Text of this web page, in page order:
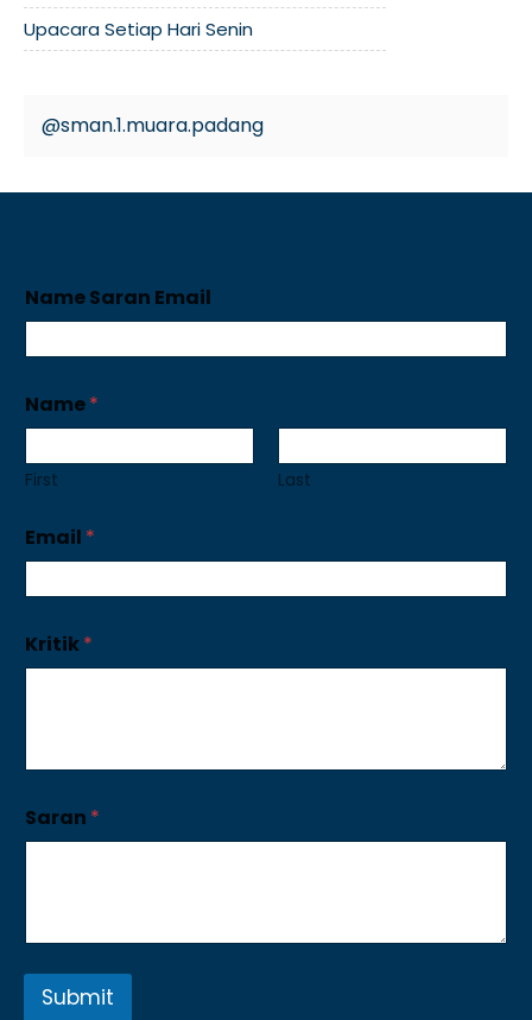
Upacara Setiap Hari Senin
@sman.1.muara.padang
Name Saran Email
Name*
First Last
Email *
Kritik*
Saran *
Submit